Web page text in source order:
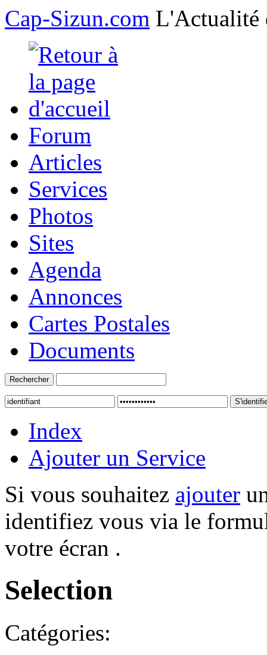
Cap-Sizun.com L'Actualité
Forum
Articles
Services
Photos
Sites
Agenda
Annonces
Cartes Postales
Documents
Index
Ajouter un Service
Si vous souhaitez ajouter
identifiez vous via le
votre écran .
Selection
Catégories: